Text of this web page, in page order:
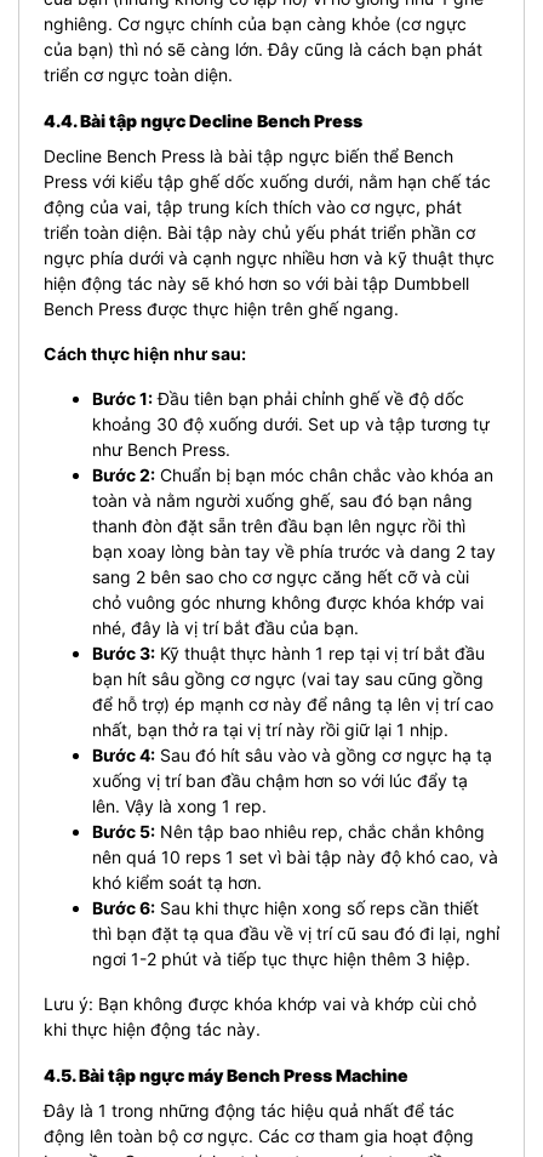
nghiêng. Cơ ngực chính của bạn càng khỏe (cơ ngực
của bạn) thì nó sẽ càng lớn. Đây cũng là cách bạn phát
triển cơ ngực toàn diện.
4.4. Bài tập ngực Decline Bench Press
Decline Bench Press là bài tập ngực biến thể Bench
Press với kiểu tập ghế dốc xuống dưới, nằm hạn chế tác
động của vai, tập trung kích thích vào cơ ngực, phát
triển toàn diện. Bài tập này chủ yếu phát triển phần cơ
ngực phía dưới và cạnh ngực nhiều hơn và kỹ thuật thực
hiện động tác này sẽ khó hơn so với bài tập Dumbbell
Bench Press được thực hiện trên ghế ngang.
Cách thực hiện như sau:
Bước 1:Đầu tiên bạn phải chỉnh ghế về độ dốc
khoảng 30 độ xuống dưới. Set up và tập tương tự
như Bench Press.
Bước 2: Chuẩn bị bạn móc chân chắc vào khóa an
toàn và nằm người xuống ghế, sau đó bạn nâng
thanh đòn đặt sẵn trên đầu bạn lên ngực rồi thì
bạn xoay lòng bàn tay về phía trước và dang 2 tay
sang 2 bên sao cho cơ ngực căng hết cỡ và cùi
chỏ vuông góc nhưng không được khóa khớp vai
nhé, đây là vị trí bắt đầu của bạn.
Bước 3: Kỹ thuật thực hành 1 rep tại vị trí bắt đầu
bạn hít sâu gồng cơ ngực (vai tay sau cũng gồng
để hỗ trợ) ép mạnh cơ này để nâng tạ lên vị trí cao
nhất, bạn thở ra tại vị trí này rồi giữ lại 1 nhịp.
Bước 4: Sau đó hít sâu vào và gồng cơ ngực hạ tạ
xuống vị trí ban đầu chậm hơn so với lúc đẩy tạ
lên. Vậy là xong 1 rep.
Bước 5: Nên tập bao nhiêu rep, chắc chắn không
nên quá 10 reps 1 set vì bài tập này độ khó cao, và
khó kiểm soát tạ hơn.
Bước 6: Sau khi thực hiện xong số reps cần thiết
thì bạn đặt tạ qua đầu về vị trí cũ sau đó đi lại, nghỉ
ngơi 1-2 phút và tiếp tục thực hiện thêm 3 hiệp.
Lưu ý: Bạn không được khóa khớp vai và khớp cùi chỏ
khi thực hiện động tác này.
4.5. Bài tập ngực máy Bench Press Machine
Đây là 1 trong những động tác hiệu quả nhất để tác
động lên toàn bộ cơ ngực. Các cơ tham gia hoạt động